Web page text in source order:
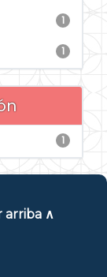
1
1
1
arriba ∧